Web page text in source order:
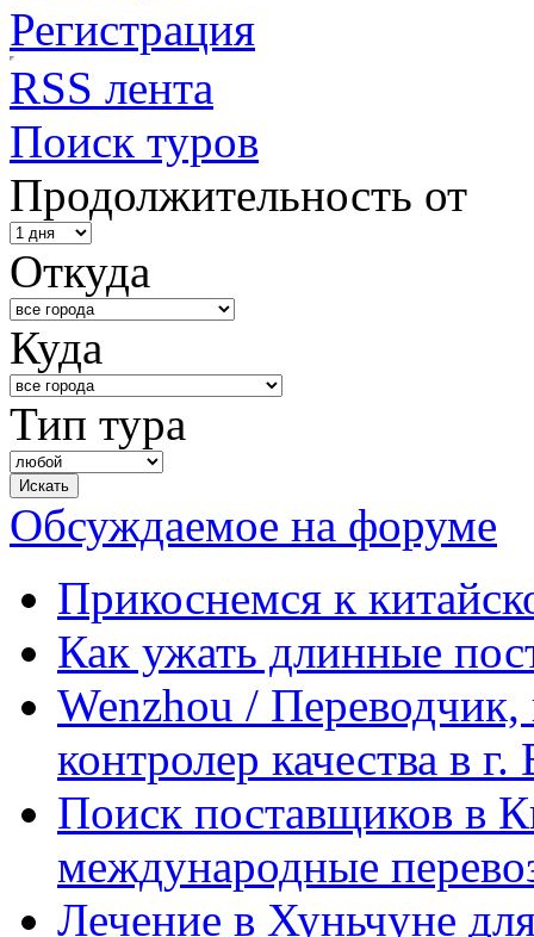
Регистрация
RSS лента
Поиск туров
Продолжительность от
Откуда
Куда
Тип тура
Обсуждаемое на форуме
Прикоснемся к
Как ужать длинные
Wenzhou / Переводчик,
контролер качества в
Поиск поставщиков в
международные
Лечение в Хуньчуне